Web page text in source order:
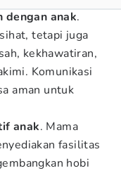
dengan anak.
tetapi juga
kekhawatiran,
Komunikasi
aman untuk
anak. Mama
fasilitas
hobi